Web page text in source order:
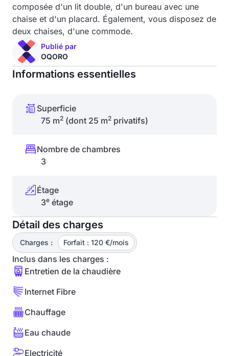
composée d'un lit double, d'un bureau avec une
chaise et d'un placard. Également, vous disposez de
deux chaises, d'une commode.
Publié par
OQORO
Informations essentielles
Superficie
75 m2 (dont 25 m2 privatifs)
Nombre de chambres
3
Étage
3e étage
Détail des charges
Charges : Forfait : 120 €/mois
Inclus dans les charges :
Entretien de la chaudière
Internet Fibre
Chauffage
Eau chaude
Electricité